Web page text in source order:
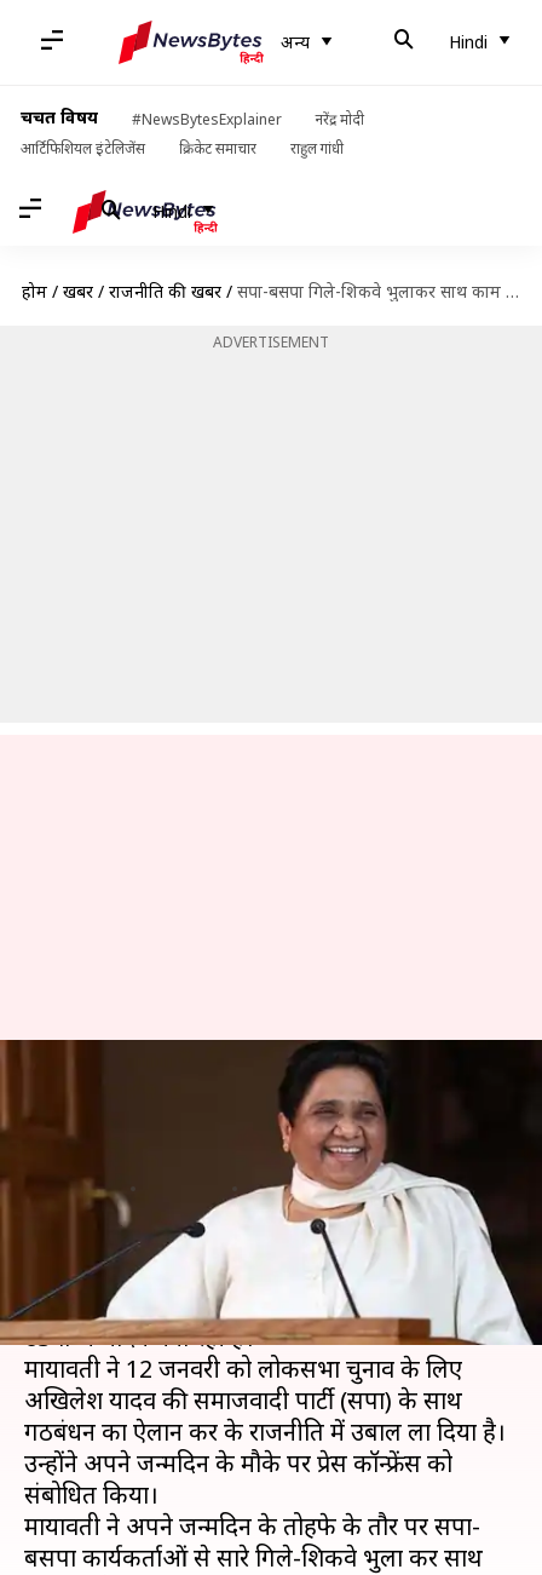
अन्य Hindi
चर्चित विषय #NewsBytesExplainer
नरेंद्र मोदी
आर्टिफिशियल इंटेलिजेंस
क्रिकेट समाचार राहुल गांधी
Hindi
होम / खबरें / राजनीति की खबरें / सपा-बसपा गिले-शिकवे भुलाकर साथ काम करें, यही मेरे लिए जन्मदिन का सबसे बड़ा तोहफा- मायावती
ADVERTISEMENT
सपा-बसपा गिले-शिकवे भुलाकर
साथ काम करें, यही मेरे लिए जन्मदिन
का सबसे बड़ा तोहफा- मायावती
मुकुल तोमर 04:22 pm
क्या है खबर?
बहुजन समाज पार्टी (बसपा) प्रमुख मायावती आज अपना
63वां जन्मदिन मना रही हैं।
मायावती ने 12 जनवरी को लोकसभा चुनाव के लिए
अखिलेश यादव की समाजवादी पार्टी (सपा) के साथ
गठबंधन का ऐलान कर के राजनीति में उबाल ला दिया है।
उन्होंने अपने जन्मदिन के मौके पर प्रेस कॉन्फ्रेंस को
संबोधित किया।
मायावती ने अपने जन्मदिन के तोहफे के तौर पर सपा-
बसपा कार्यकर्ताओं से सारे गिले-शिकवे भुला कर साथ